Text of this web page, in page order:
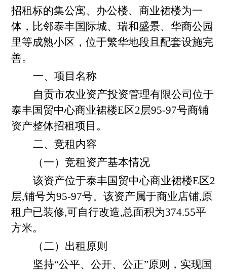
招租标的集公寓、办公楼、商业裙楼为一
体，比邻泰丰国际城、瑞和盛景、华商公园
里等成熟小区，位于繁华地段且配套设施完
善。
一、项目名称
自贡市农业资产投资管理有限公司位于
泰丰国贸中心商业裙楼E区2层95-97号商铺
资产整体招租项目。
二、竞租内容
（一）竞租资产基本情况
该资产位于泰丰国贸中心商业裙楼E区2
层,铺号为95-97号。该资产属于商业店铺,原
租户已装修,可自行改造,总面积为374.55平
方米。
（二）出租原则
坚持“公平、公开、公正”原则，实现国